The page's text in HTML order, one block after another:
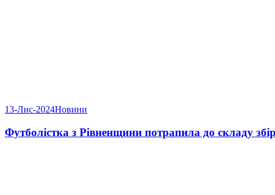
13-Лис-2024Новини
Футболістка з Рівненщини потрапила до складу